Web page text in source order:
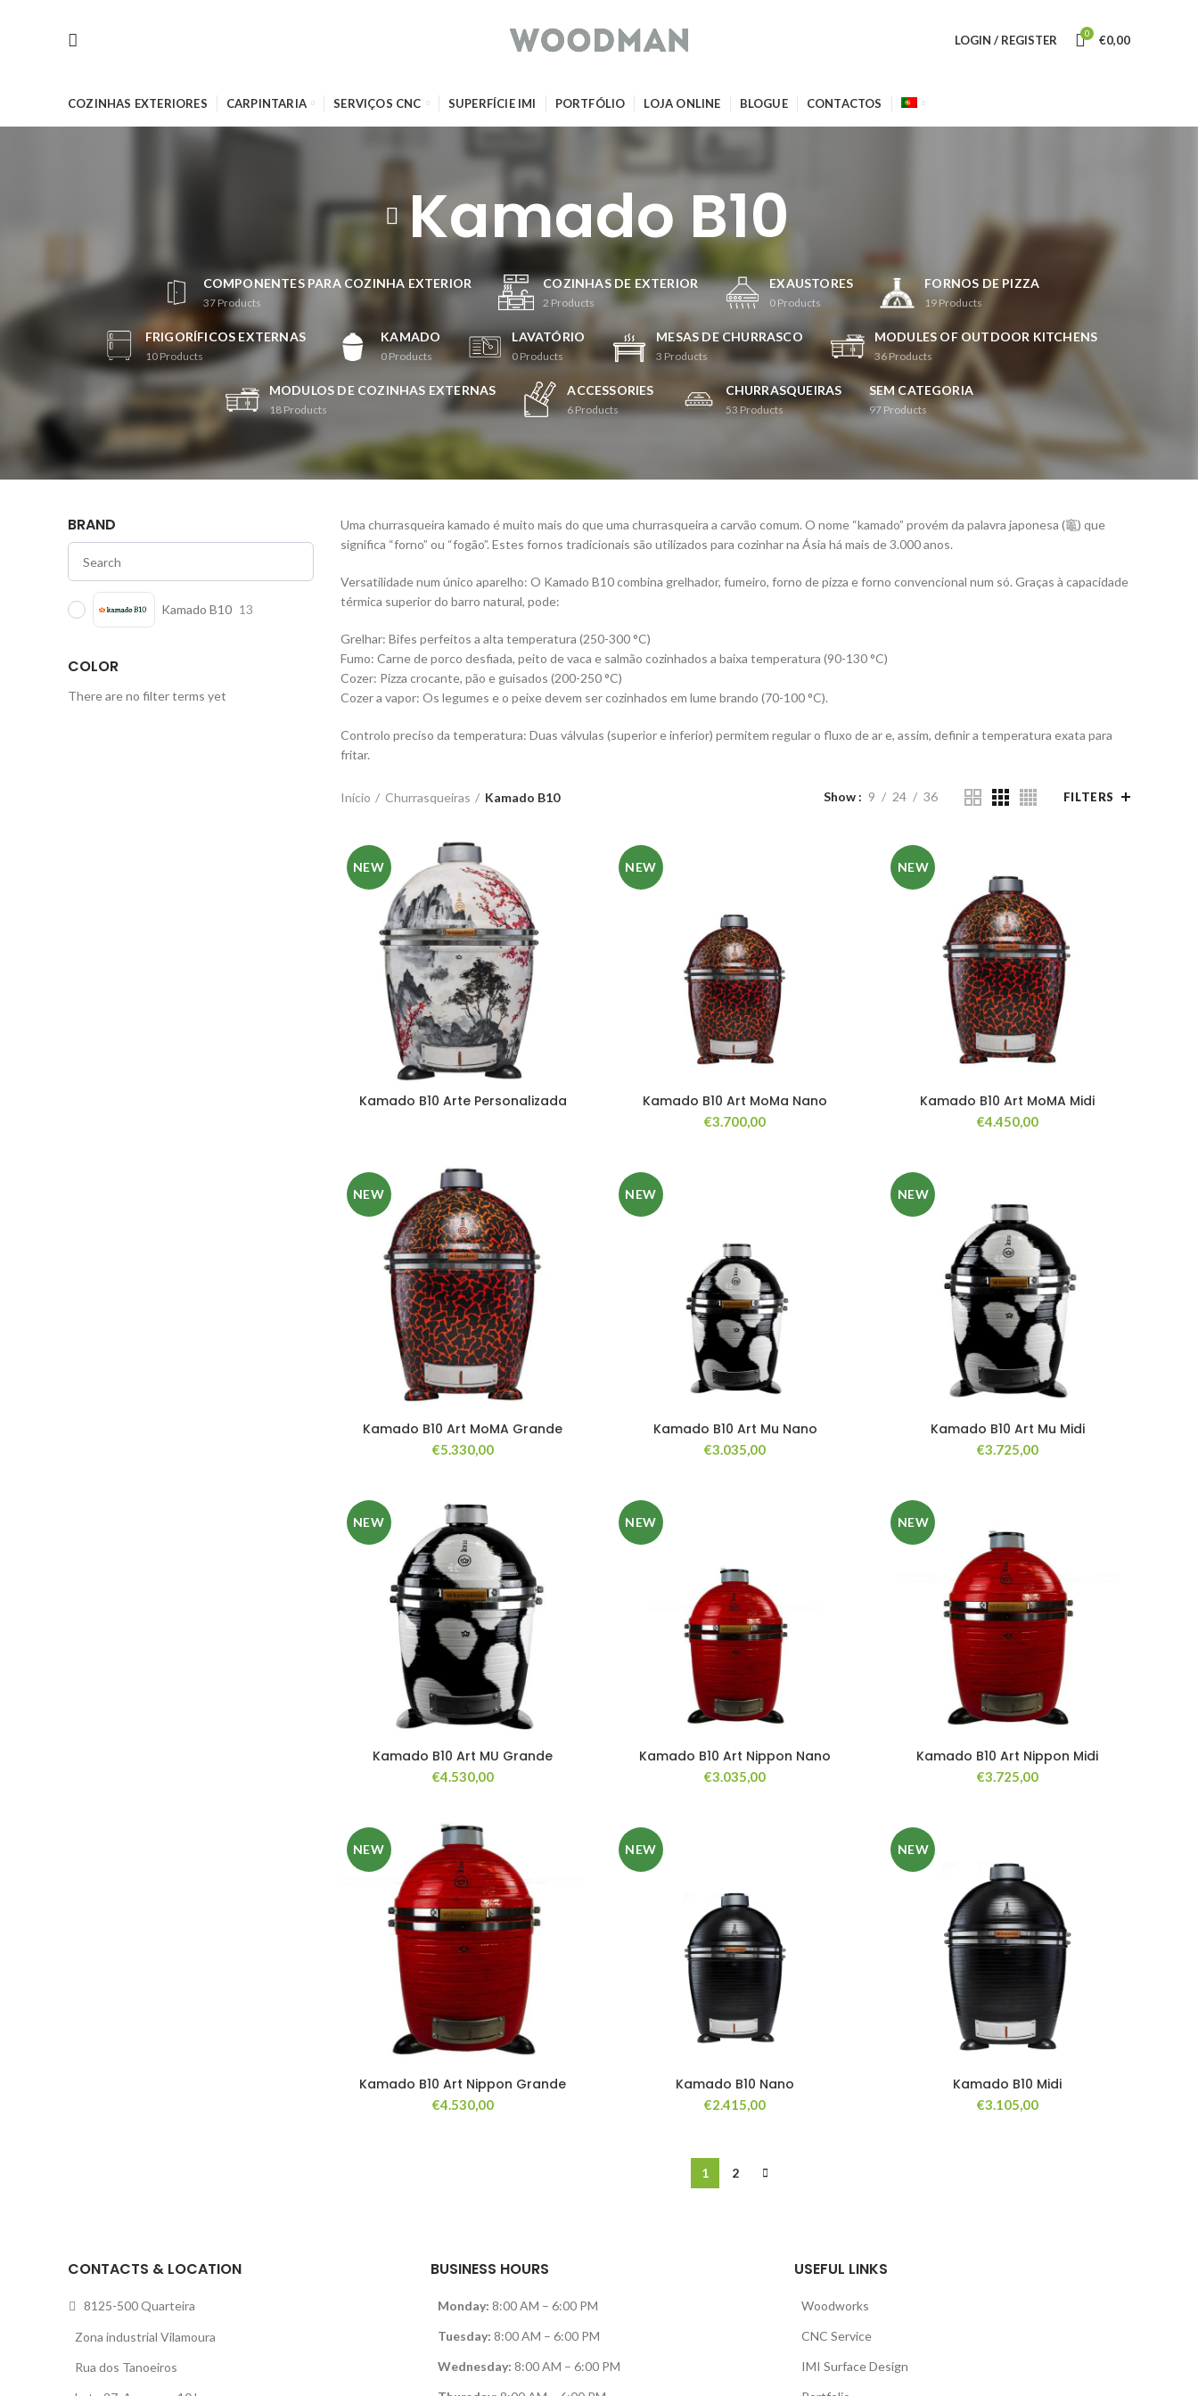
LOGIN / REGISTER 0 €0,00
COZINHAS EXTERIORES CARPINTARIA SERVIÇOS CNC SUPERFÍCIE IMI PORTFÓLIO LOJA ONLINE BLOGUE CONTACTOS
Kamado B10
COMPONENTES PARA COZINHA EXTERIOR
37 Products
COZINHAS DE EXTERIOR
2 Products
EXAUSTORES
0 Products
FORNOS DE PIZZA
19 Products
FRIGORÍFICOS EXTERNAS
10 Products
KAMADO
0Products
LAVATÓRIO
0Products
MESAS DE CHURRASCO
3 Products
MODULES OF OUTDOOR KITCHENS
36Products
MODULOS DE COZINHAS EXTERNAS
18 Products
ACCESSORIES
6Products
CHURRASQUEIRAS
53Products
SEM CATEGORIA
97 Products
BRAND
Kamado B10 13
COLOR
There are no filter terms yet
Uma churrasqueira kamado é muito mais do que uma churrasqueira a carvão comum. O nome “kamado” provém da palavra japonesa (竈) que
significa “forno” ou “fogão”. Estes fornos tradicionais são utilizados para cozinhar na Ásia há mais de 3.000 anos.
Versatilidade num único aparelho: O Kamado B10 combina grelhador, fumeiro, forno de pizza e forno convencional num só. Graças à capacidade
térmica superior do barro natural, pode:
Grelhar: Bifes perfeitos a alta temperatura (250-300 °C)
Fumo: Carne de porco desfiada, peito de vaca e salmão cozinhados a baixa temperatura (90-130 °C)
Cozer: Pizza crocante, pão e guisados ​​(200-250 °C)
Cozer a vapor: Os legumes e o peixe devem ser cozinhados em lume brando (70-100 °C).
Controlo preciso da temperatura: Duas válvulas (superior e inferior) permitem regular o fluxo de ar e, assim, definir a temperatura exata para
fritar.
Início Churrasqueiras Kamado B10 Show 9 24 36 FILTERS
NEW
Kamado B10 Arte Personalizada
NEW
Kamado B10 Art MoMa Nano
€3.700,00
NEW
Kamado B10 Art MoMA Midi
€4.450,00
NEW
Kamado B10 Art MoMA Grande
€5.330,00
NEW
Kamado B10 Art Mu Nano
€3.035,00
NEW
Kamado B10 Art Mu Midi
€3.725,00
NEW
Kamado B10 Art MU Grande
€4.530,00
NEW
Kamado B10 Art Nippon Nano
€3.035,00
NEW
Kamado B10 Art Nippon Midi
€3.725,00
NEW
Kamado B10 Art Nippon Grande
€4.530,00
NEW
Kamado B10 Nano
€2.415,00
NEW
Kamado B10 Midi
€3.105,00
1 2
CONTACTS & LOCATION
8125-500 Quarteira
Zona industrial Vilamoura
Rua dos Tanoeiros
BUSINESS HOURS
Monday: 8:00 AM – 6:00 PM
Tuesday: 8:00 AM – 6:00 PM
Wednesday: 8:00 AM – 6:00 PM
USEFUL LINKS
Woodworks
CNC Service
IMI Surface Design